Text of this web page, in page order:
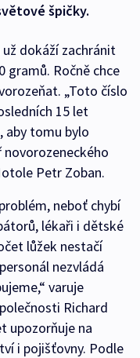
špičky.
dokáží zachránit
gramů. Ročně chce
„Toto číslo
15 let
aby tomu bylo
novorozeneckého
Petr Zoban.
neboť chybí
lékaři i dětské
lůžek nestačí
nezvládá
varuje
Richard
upozorňuje na
i pojišťovny. Podle